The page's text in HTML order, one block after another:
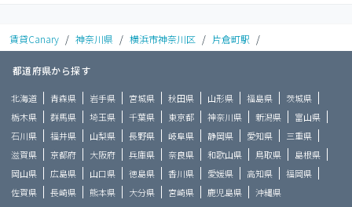
賃貸Canary / 神奈川県 / 横浜市神奈川区 / 片倉町駅 /
都道府県から探す
北海道 青森県 岩手県 宮城県 秋田県 山形県 福島県
茨城県
栃木県
群馬県 埼玉県 千葉県 東京都 神奈川県 新潟県
富山県
石川県
福井県 山梨県 長野県 岐阜県 静岡県 愛知県
三重県
滋賀県
京都府 大阪府 兵庫県 奈良県 和歌山県 鳥取県
島根県
岡山県
広島県 山口県 徳島県 香川県 愛媛県 高知県
福岡県
佐賀県
長崎県 熊本県 大分県 宮崎県 鹿児島県 沖縄県